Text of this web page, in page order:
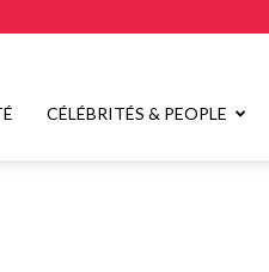
CÉLÉBRITÉS & PEOPLE